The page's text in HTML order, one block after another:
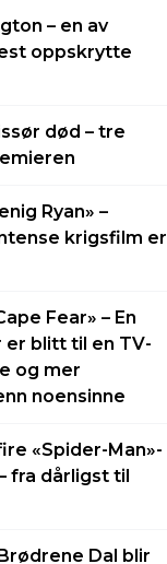
– en av
oppskrytte
død – tre
Ryan» –
krigsfilm er
Fear» – En
er blitt til en TV-
og mer
noensinne
«Spider-Man»-
fra dårligst til
Dal blir